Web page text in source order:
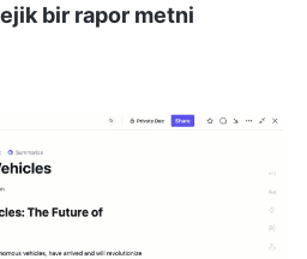
bir rapor metni